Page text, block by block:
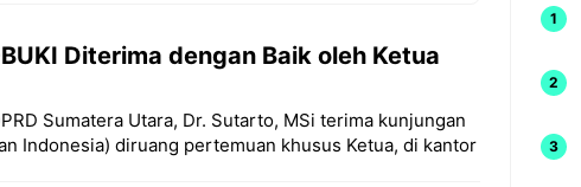
Diterima dengan Baik oleh Ketua
Sumatera Utara, Dr. Sutarto, MSi terima kunjungan
Indonesia) diruang pertemuan khusus Ketua, di kantor